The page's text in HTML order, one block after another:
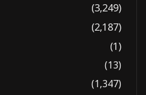
(3,249)
(2,187)
(1)
(13)
(1,347)